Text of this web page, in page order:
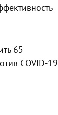
65
COVID-19